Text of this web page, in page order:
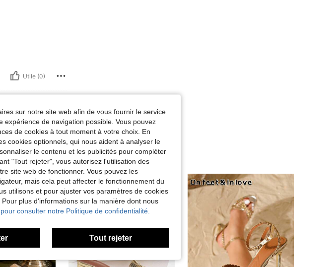
Utile (0)
sur notre site web afin de vous fournir le service
de navigation possible. Vous pouvez
de cookies à tout moment à votre choix. En
cookies optionnels, qui nous aident à analyser le
le contenu et les publicités pour compléter
"Tout rejeter", vous autorisez l'utilisation des
site web de fonctionner. Vous pouvez les
mais cela peut affecter le fonctionnement du
utilisons et pour ajuster vos paramètres de cookies
plus d'informations sur la manière dont nous
consulter notre Politique de confidentialité.
Tout rejeter